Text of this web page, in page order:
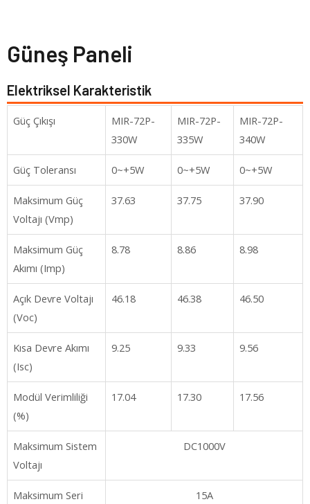
Güneş Paneli
Elektriksel Karakteristik
Güç Çıkışı
MIR-72P-
330W
MIR-72P-
335W
MIR-72P-
340W
Güç Toleransı 0~+5W 0~+5W 0~+5W
Maksimum Güç
Voltajı (Vmp)
37.63 37.75 37.90
Maksimum Güç
Akımı (Imp)
8.78 8.86 8.98
Açık Devre Voltajı
(Voc)
46.18 46.38 46.50
Kısa Devre Akımı
(Isc)
9.25 9.33 9.56
Modül Verimliliği
(%)
17.04 17.30 17.56
Maksimum Sistem
Voltajı
DC1000V
Maksimum Seri
15A